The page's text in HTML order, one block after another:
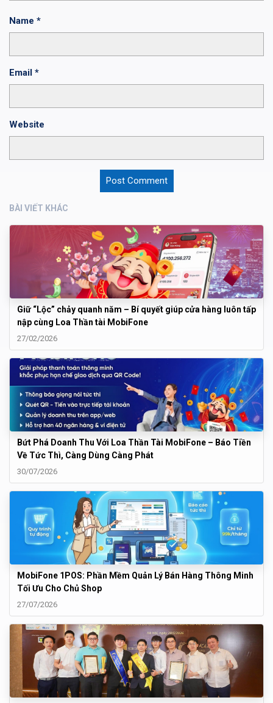
Name *
Email *
Website
BÀI VIẾT KHÁC
Giữ “Lộc” chảy quanh năm – Bí quyết giúp cửa hàng luôn tấp
nập cùng Loa Thần tài MobiFone
27/02/2026
Bứt Phá Doanh Thu Với Loa Thần Tài MobiFone – Báo Tiền
Về Tức Thì, Càng Dùng Càng Phát
30/07/2026
MobiFone 1POS: Phần Mềm Quản Lý Bán Hàng Thông Minh
Tối Ưu Cho Chủ Shop
27/07/2026